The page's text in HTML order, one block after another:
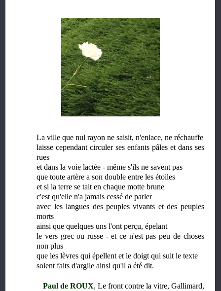
La ville que nul rayon ne saisit, n'enlace, ne réchauffe
laisse cependant circuler ses enfants pâles et dans ses
rues
et dans la voie lactée - même s'ils ne savent pas
que toute artère a son double entre les étoiles
et si la terre se tait en chaque motte brune
c'est qu'elle n'a jamais cessé de parler
avec les langues des peuples vivants et des peuples
morts
ainsi que quelques uns l'ont perçu, épelant
le vers grec ou russe - et ce n'est pas peu de choses
non plus
que les lèvres qui épellent et le doigt qui suit le texte
soient faits d'argile ainsi qu'il a été dit.
Paul de ROUX, Le front contre la vitre, Gallimard,